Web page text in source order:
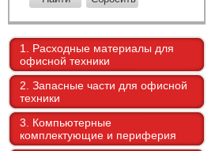
1. Расходные материалы для
офисной техники
2. Запасные части для офисной
техники
3. Компьютерные
комплектующие и периферия